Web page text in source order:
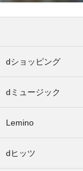
dショッピング
dミュージック
Lemino
dヒッツ